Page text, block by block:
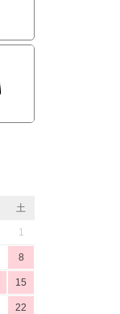
土
1
8
15
22